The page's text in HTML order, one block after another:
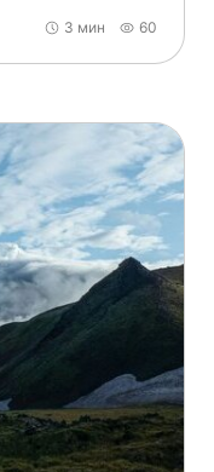
3 мин 60